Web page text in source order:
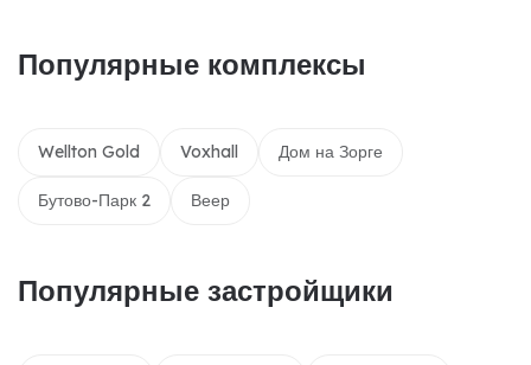
Популярные комплексы
Wellton Gold Voxhall Дом на Зорге
Бутово-Парк 2 Веер
Популярные застройщики